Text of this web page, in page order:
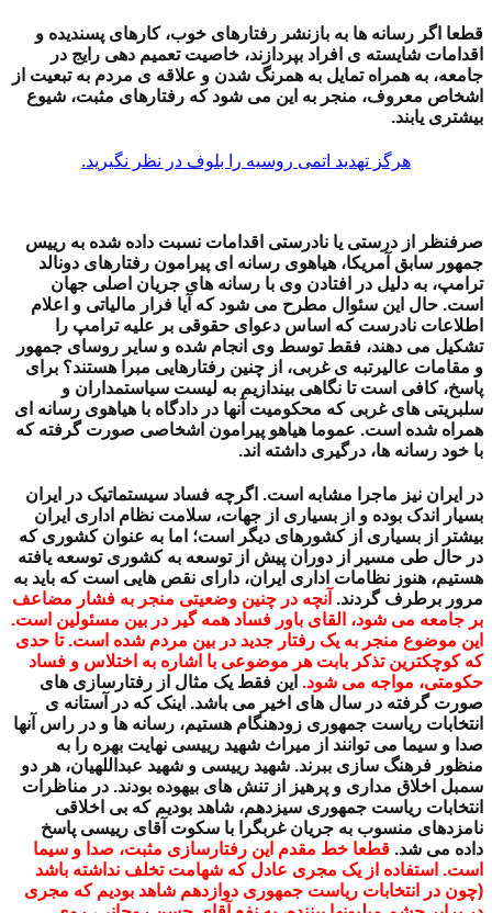
قطعا اگر رسانه ها به بازنشر رفتارهای خوب، کارهای پسندیده و
اقدامات شایسته ی افراد بپردازند، خاصیت تعمیم دهی رایج در
جامعه، به همراه تمایل به همرنگ شدن و علاقه ی مردم به تبعیت از
اشخاص معروف، منجر به این می شود که رفتارهای مثبت، شیوع
بیشتری یابند.
هرگز تهدید اتمی روسیه را بلوف در نظر نگیرید.
صرفنظر از درستی یا نادرستی اقدامات نسبت داده شده به رییس
جمهور سابق آمریکا، هیاهوی رسانه ای پیرامون رفتارهای دونالد
ترامپ، به دلیل در افتادن وی با رسانه های جریان اصلی جهان
است. حال این سئوال مطرح می شود که آیا فرار مالیاتی و اعلام
اطلاعات نادرست که اساس دعوای حقوقی بر علیه ترامپ را
تشکیل می دهند، فقط توسط وی انجام شده و سایر روسای جمهور
و مقامات عالیرتبه ی غربی، از چنین رفتارهایی مبرا هستند؟ برای
پاسخ، کافی است تا نگاهی بیندازیم به لیست سیاستمداران و
سلبریتی های غربی که محکومیت آنها در دادگاه با هیاهوی رسانه ای
همراه شده است. عموما هیاهو پیرامون اشخاصی صورت گرفته که
با خود رسانه ها، درگیری داشته اند.
در ایران نیز ماجرا مشابه است. اگرچه فساد سیستماتیک در ایران
بسیار اندک بوده و از بسیاری از جهات، سلامت نظام اداری ایران
بیشتر از بسیاری از کشورهای دیگر است؛ اما به عنوان کشوری که
در حال طی مسیر از دوران پیش از توسعه به کشوری توسعه یافته
هستیم، هنوز نظامات اداری ایران، دارای نقص هایی است که باید به
مرور برطرف گردند. آنچه در چنین وضعیتی منجر به فشار مضاعف
بر جامعه می شود، القای باور فساد همه گیر در بین مسئولین است.
این موضوع منجر به یک رفتار جدید در بین مردم شده است. تا حدی
که کوچکترین تذکر بابت هر موضوعی با اشاره به اختلاس و فساد
حکومتی، مواجه می شود. این فقط یک مثال از رفتارسازی های
صورت گرفته در سال های اخیر می باشد. اینک که در آستانه ی
انتخابات ریاست جمهوری زودهنگام هستیم، رسانه ها و در راس آنها
صدا و سیما می توانند از میراث شهید رییسی نهایت بهره را به
منظور فرهنگ سازی ببرند. شهید رییسی و شهید عبداللهیان، هر دو
سمبل اخلاق مداری و پرهیز از تنش های بیهوده بودند. در مناظرات
انتخابات ریاست جمهوری سیزدهم، شاهد بودیم که بی اخلاقی
نامزدهای منسوب به جریان غربگرا با سکوت آقای رییسی پاسخ
داده می شد. قطعا خط مقدم این رفتارسازی مثبت، صدا و سیما
است. استفاده از یک مجری عادل که شهامت تخلف نداشته باشد
(چون در انتخابات ریاست جمهوری دوازدهم شاهد بودیم که مجری